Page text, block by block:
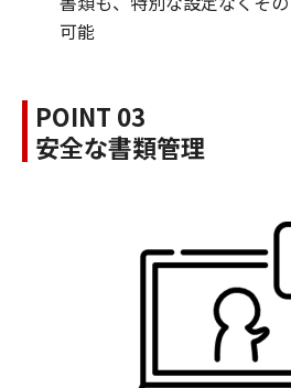
可能
POINT 03
安全な書類管理